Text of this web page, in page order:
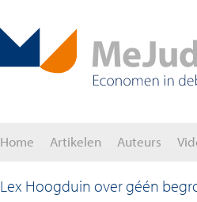
Home Artikelen Auteurs
Lex Hoogduin over géén